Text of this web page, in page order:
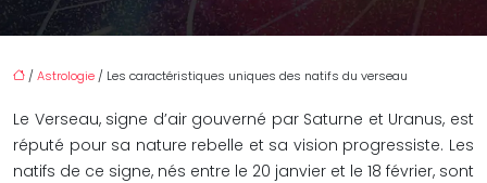
/Astrologie / Les caractéristiques uniques des natifs du verseau
Le Verseau, signe d’air gouverné par Saturne et Uranus, est
réputé pour sa nature rebelle et sa vision progressiste. Les
natifs de ce signe, nés entre le 20 janvier et le 18 février, sont